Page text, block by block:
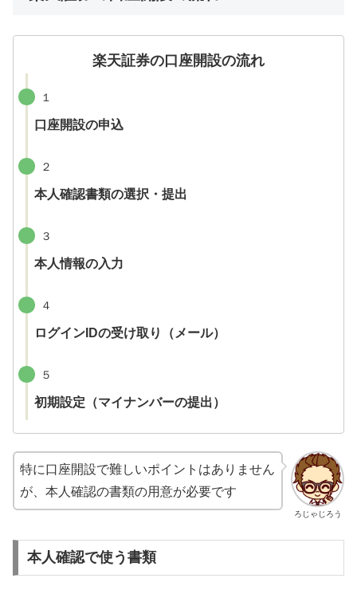
楽天証券の口座開設の流れ
１
口座開設の申込
２
本人確認書類の選択・提出
３
本人情報の入力
４
ログインIDの受け取り（メール）
５
初期設定（マイナンバーの提出）
ろじゃじろう
特に口座開設で難しいポイントはありません
が、本人確認の書類の用意が必要です
本人確認で使う書類